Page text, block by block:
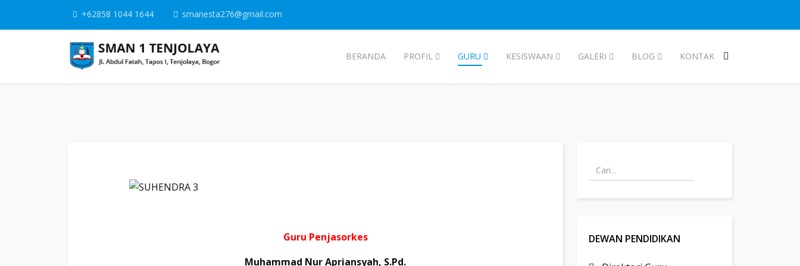
+62858 1044 1644 smanesta276@gmail.com
BERANDA PROFIL GURU KESISWAAN GALERI BLOG KONTAK
Guru Penjasorkes
Muhammad Nur Apriansyah, S.Pd.
DEWAN PENDIDIKAN